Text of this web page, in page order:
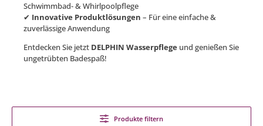
Schwimmbad- & Whirlpoolpflege
✔ Innovative Produktlösungen – Für eine einfache &
zuverlässige Anwendung
Entdecken Sie jetzt DELPHIN Wasserpflege und genießen Sie
ungetrübten Badespaß!
Produkte filtern